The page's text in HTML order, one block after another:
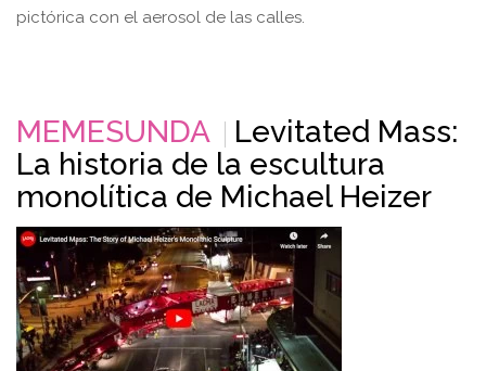
pictórica con el aerosol de las calles.
MEMESUNDA
Levitated Mass:
La historia de la escultura
monolítica de Michael Heizer